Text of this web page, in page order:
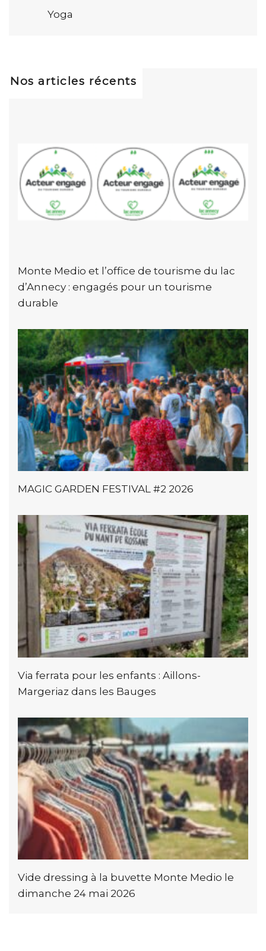
Yoga
Nos articles récents
Monte Medio et l’office de tourisme du lac
d’Annecy : engagés pour un tourisme
durable
MAGIC GARDEN FESTIVAL #2 2026
Via ferrata pour les enfants : Aillons-
Margeriaz dans les Bauges
Vide dressing à la buvette Monte Medio le
dimanche 24 mai 2026